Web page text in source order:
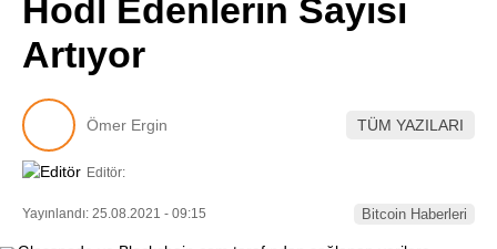
Pinterest
Hodl Edenlerin Sayısı
Artıyor
Ömer Ergin TÜM YAZILARI
Editör:
Yayınlandı: 25.08.2021 - 09:15 Bitcoin Haberleri